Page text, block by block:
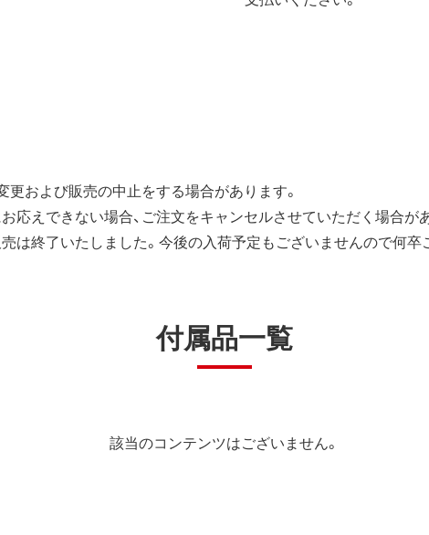
および販売の中止をする場合があります。
応えできない場合、ご注文をキャンセルさせていただく場合が
は終了いたしました。今後の入荷予定もございませんので何卒
付属品一覧
該当のコンテンツはございません。